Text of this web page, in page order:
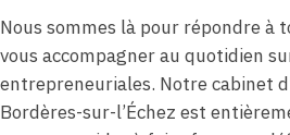
Nous sommes là pour répondre à
vous accompagner au quotidien
entrepreneuriales. Notre cabinet
Bordères-sur-l’Échez est